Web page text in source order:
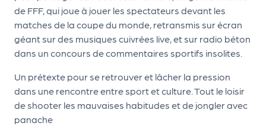
de FFF, qui joue à jouer les spectateurs devant les
matches de la coupe du monde, retransmis sur écran
géant sur des musiques cuivrées live, et sur radio béton
dans un concours de commentaires sportifs insolites.
Un prétexte pour se retrouver et lâcher la pression
dans une rencontre entre sport et culture. Tout le loisir
de shooter les mauvaises habitudes et de jongler avec
panache
N
os
se
rvi
ce
s